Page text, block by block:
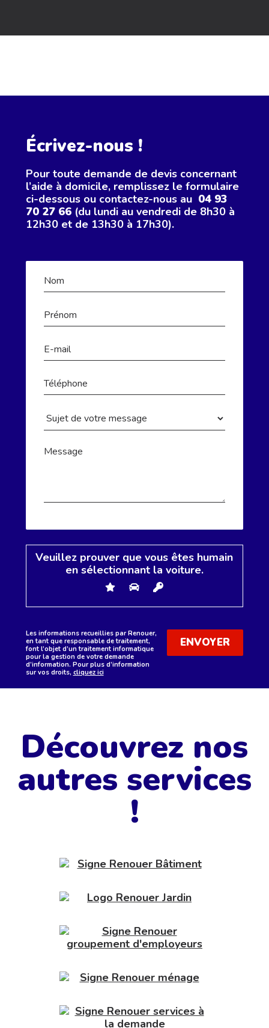
Écrivez-nous !
Pour toute demande de devis concernant
l’aide à domicile, remplissez le formulaire
ci-dessous ou contactez-nous au 04 93
70 27 66(du lundi au vendredi de 8h30 à
12h30 et de 13h30 à 17h30).
Veuillez prouver que vous êtes humain
en sélectionnantla voiture.
Les informations recueillies par Renouer,
en tant que responsable de traitement,
font l’objet d’un traitement informatique
pour la gestion de votre demande
d’information. Pour plus d’information
sur vos droits, cliquez ici
Découvrez nos
autres services
!